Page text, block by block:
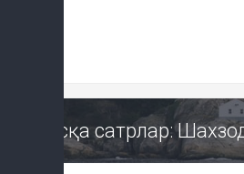
Қисқа сатрлар: